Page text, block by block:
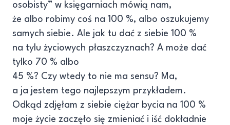
osobisty” w księgarniach mówią nam,
że albo robimy coś na 100 %, albo oszukujemy
samych siebie. Ale jak tu dać z siebie 100 %
na tylu życiowych płaszczyznach? A może dać
tylko 70 % albo
45 %? Czy wtedy to nie ma sensu? Ma,
a ja jestem tego najlepszym przykładem.
Odkąd zdjęłam z siebie ciężar bycia na 100 %
moje życie zaczęło się zmieniać i iść dokładnie